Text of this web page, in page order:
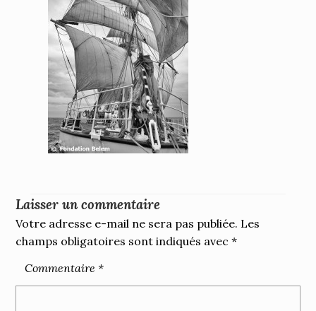
Laisser un commentaire
Votre adresse e-mail ne sera pas publiée. Les
champs obligatoires sont indiqués avec*
Commentaire *